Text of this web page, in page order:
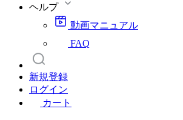
ヘルプ
動画マニュアル
FAQ
新規登録
ログイン
カート